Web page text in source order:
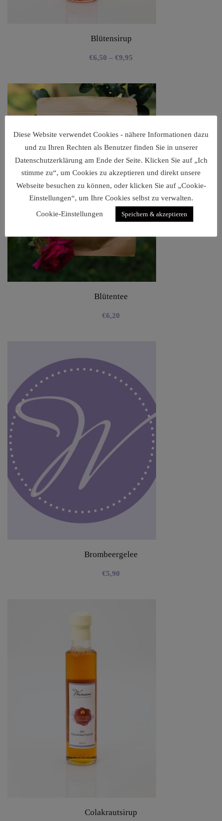
Blütensirup
€6,50 – €9,95
Blütentee
€6,20
Brombeergelee
€5,90
Colakrautsirup
Diese Website verwendet Cookies - nähere Informationen dazu
und zu Ihren Rechten als Benutzer finden Sie in unserer
Datenschutzerklärung am Ende der Seite. Klicken Sie auf „Ich
stimme zu“, um Cookies zu akzeptieren und direkt unsere
Webseite besuchen zu können, oder klicken Sie auf „Cookie-
Einstellungen“, um Ihre Cookies selbst zu verwalten.
Cookie-Einstellungen
Speichern & akzeptieren